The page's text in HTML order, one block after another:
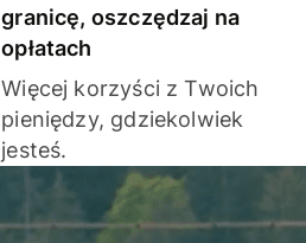
granicę, oszczędzaj na
opłatach
Więcej korzyści z Twoich
pieniędzy, gdziekolwiek
jesteś.